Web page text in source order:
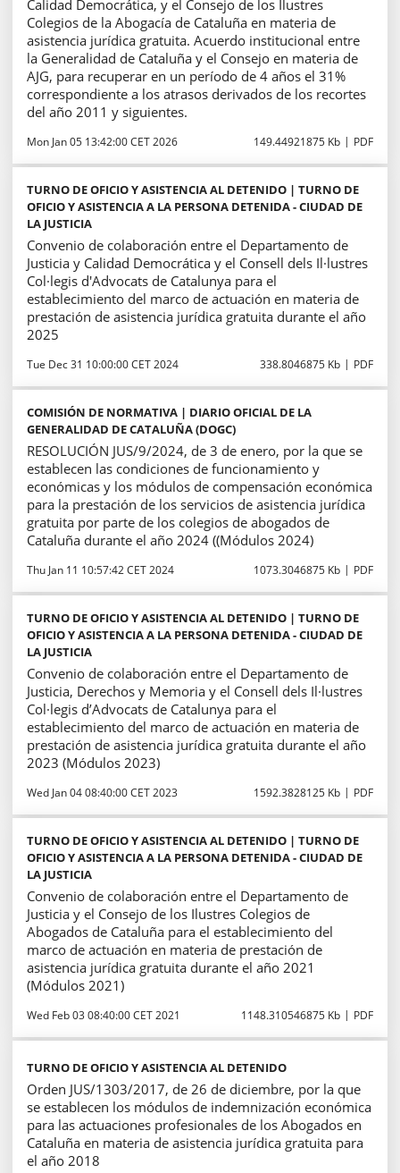
Calidad Democrática, y el Consejo de los Ilustres
Colegios de la Abogacía de Cataluña en materia de
asistencia jurídica gratuita. Acuerdo institucional entre
la Generalidad de Cataluña y el Consejo en materia de
AJG, para recuperar en un período de 4 años el 31%
correspondiente a los atrasos derivados de los recortes
del año 2011 y siguientes.
Mon Jan 05 13:42:00 CET 2026 149.44921875 Kb PDF
TURNO DE OFICIO Y ASISTENCIA AL DETENIDO | TURNO DE
OFICIO Y ASISTENCIA A LA PERSONA DETENIDA - CIUDAD DE
LA JUSTICIA
Convenio de colaboración entre el Departamento de
Justicia y Calidad Democrática y el Consell dels Il·lustres
Col·legis d'Advocats de Catalunya para el
establecimiento del marco de actuación en materia de
prestación de asistencia jurídica gratuita durante el año
2025
Tue Dec 31 10:00:00 CET 2024 338.8046875 Kb PDF
COMISIÓN DE NORMATIVA | DIARIO OFICIAL DE LA
GENERALIDAD DE CATALUÑA (DOGC)
RESOLUCIÓN JUS/9/2024, de 3 de enero, por la que se
establecen las condiciones de funcionamiento y
económicas y los módulos de compensación económica
para la prestación de los servicios de asistencia jurídica
gratuita por parte de los colegios de abogados de
Cataluña durante el año 2024 ((Módulos 2024)
Thu Jan 11 10:57:42 CET 2024 1073.3046875 Kb PDF
TURNO DE OFICIO Y ASISTENCIA AL DETENIDO | TURNO DE
OFICIO Y ASISTENCIA A LA PERSONA DETENIDA - CIUDAD DE
LA JUSTICIA
Convenio de colaboración entre el Departamento de
Justicia, Derechos y Memoria y el Consell dels Il·lustres
Col·legis d’Advocats de Catalunya para el
establecimiento del marco de actuación en materia de
prestación de asistencia jurídica gratuita durante el año
2023 (Módulos 2023)
Wed Jan 04 08:40:00 CET 2023 1592.3828125 Kb PDF
TURNO DE OFICIO Y ASISTENCIA AL DETENIDO | TURNO DE
OFICIO Y ASISTENCIA A LA PERSONA DETENIDA - CIUDAD DE
LA JUSTICIA
Convenio de colaboración entre el Departamento de
Justicia y el Consejo de los Ilustres Colegios de
Abogados de Cataluña para el establecimiento del
marco de actuación en materia de prestación de
asistencia jurídica gratuita durante el año 2021
(Módulos 2021)
Wed Feb 03 08:40:00 CET 2021 1148.310546875 Kb PDF
TURNO DE OFICIO Y ASISTENCIA AL DETENIDO
Orden JUS/1303/2017, de 26 de diciembre, por la que
se establecen los módulos de indemnización económica
para las actuaciones profesionales de los Abogados en
Cataluña en materia de asistencia jurídica gratuita para
el año 2018